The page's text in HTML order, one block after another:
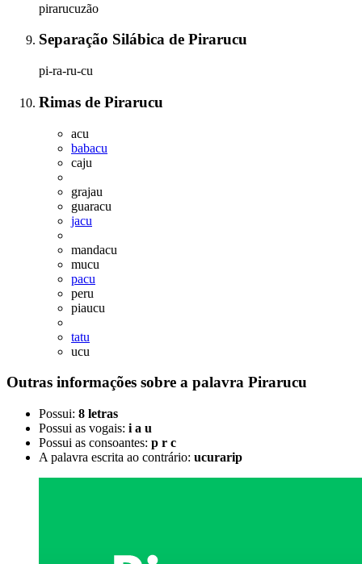
pirarucuzão
Separação Silábica de Pirarucu
pi-ra-ru-cu
Rimas de Pirarucu
acu
babacu
caju
grajau
guaracu
jacu
mandacu
mucu
pacu
peru
piaucu
tatu
ucu
Outras informações sobre a palavra Pirarucu
Possui: 8 letras
Possui as vogais: i a u
Possui as consoantes: p r c
A palavra escrita ao contrário: ucurarip